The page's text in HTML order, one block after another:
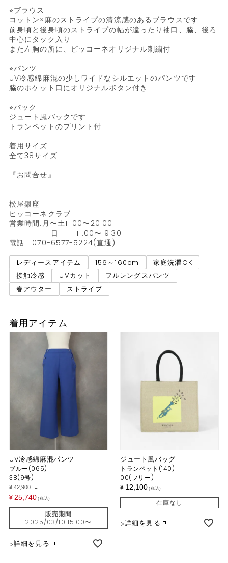
⭐︎ブラウス
コットン×麻のストライプの清涼感のあるブラウスです
前身頃と後身頃のストライプの幅が違ったり袖口、脇、後ろ
中心にタック入り
また左胸の所に、ピッコーネオリジナル刺繍付
⭐︎パンツ
UV冷感綿麻混の少しワイドなシルエットのパンツです
脇のポケット口にオリジナルボタン付き
⭐︎バック
ジュート風バックです
トランペットのプリント付
着用サイズ
全て38サイズ
『お問合せ』
松屋銀座
ピッコーネクラブ
営業時間:月〜土11:00〜20:00
電話　070-6577-5224(直通)
レディースアイテム 156～160cm
家庭洗濯OK
接触冷感
UVカット
フルレングスパンツ
春アウター
ストライプ
着用アイテム
UV冷感綿麻混パンツ
38(9号)
ブルー(065)
¥ 42,900 →
¥ 25,740 税込
販売期間
2025/03/10 15:00〜
詳細を見る
ジュート風バッグ
00(フリー)
トランペット(140)
¥ 12,100 税込
在庫なし
詳細を見る